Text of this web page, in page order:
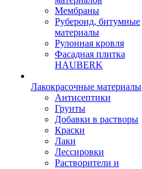
Мембраны
Рубероид, битумные
материалы
Рулонная кровля
Фасадная плитка
HAUBERK
Лакокрасочные материалы
Антисептики
Грунты
Добавки в растворы
Краски
Лаки
Лессировки
Растворители и